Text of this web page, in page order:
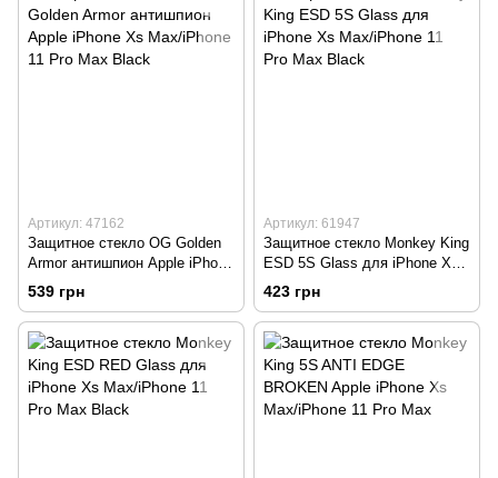
Артикул: 47162
Защитное стекло OG Golden
Armor антишпион Apple iPhone
Xs Max/iPhone 11 Pro Max
539 грн
Артикул: 61947
Защитное стекло Monkey King
ESD 5S Glass для iPhone Xs
Max/iPhone 11 Pro Max Black
423 грн